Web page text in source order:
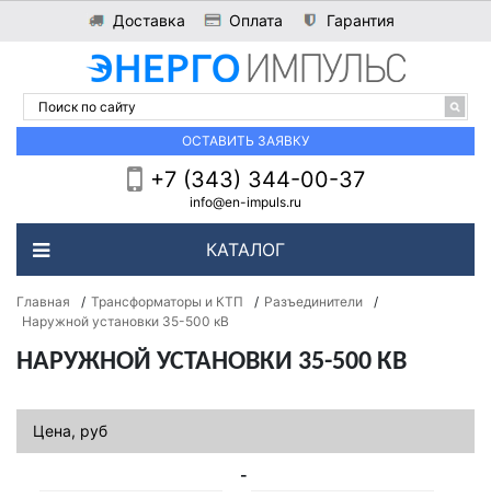
Доставка Оплата Гарантия
ОСТАВИТЬ ЗАЯВКУ
+7 (343) 344-00-37
info@en-impuls.ru
КАТАЛОГ
Главная / Трансформаторы и КТП / Разъединители
/
Наружной установки 35-500 кВ
НАРУЖНОЙ УСТАНОВКИ 35-500 КВ
Цена, руб